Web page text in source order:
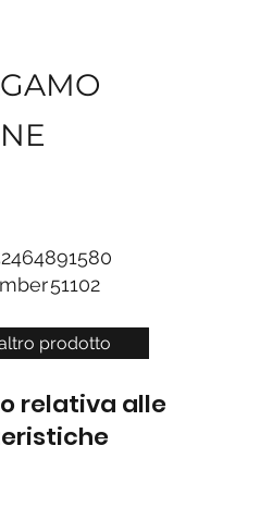
prodotto
51102
relativa alle